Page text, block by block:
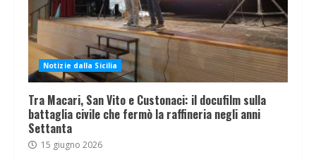
Notizie dalla Sicilia
Tra Macari, San Vito e Custonaci: il docufilm sulla
battaglia civile che fermò la raffineria negli anni
Settanta
15 giugno 2026